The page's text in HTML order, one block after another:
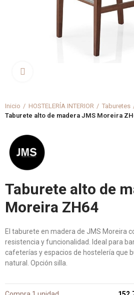
Inicio HOSTELERÍA INTERIOR Taburetes
Taburete alto de madera JMS Moreira
Taburete alto de
Moreira ZH64
El taburete en madera de JMS Moreira
resistencia y funcionalidad. Ideal para
cafeterías y espacios de hostelería que
natural. Opción silla.